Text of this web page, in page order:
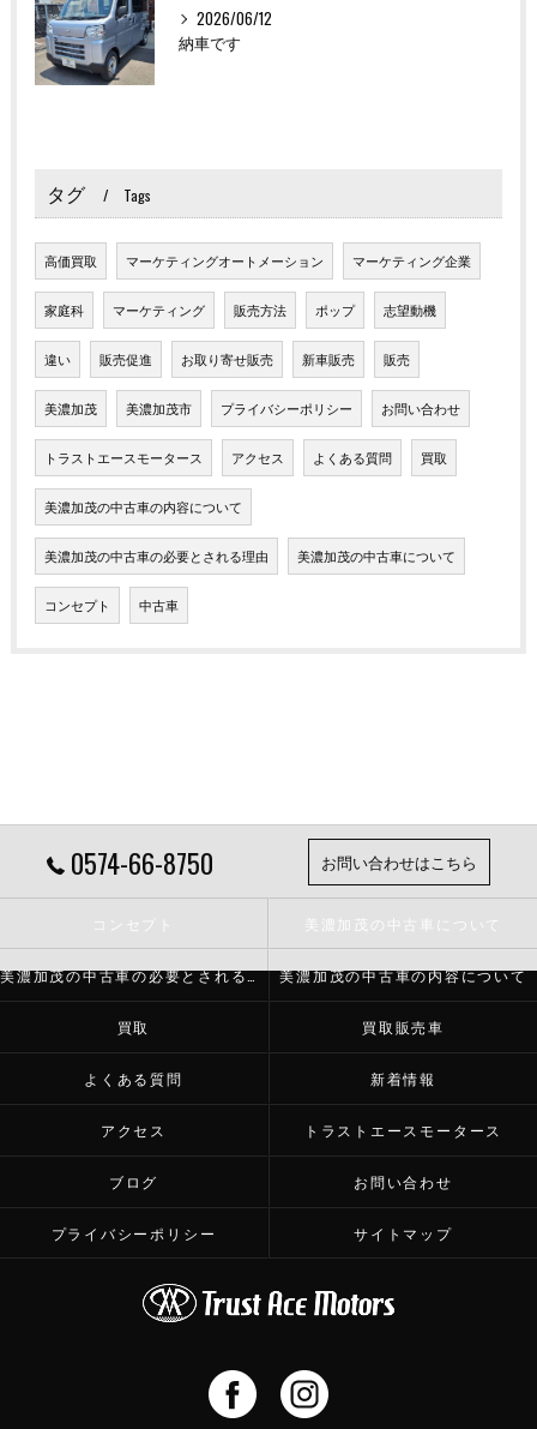
2026/06/12
納車です
タグ Tags
高価買取 マーケティングオートメーション マーケティング企業
家庭科 マーケティング 販売方法 ポップ 志望動機
違い 販売促進 お取り寄せ販売 新車販売 販売
美濃加茂 美濃加茂市 プライバシーポリシー お問い合わせ
トラストエースモータース アクセス よくある質問 買取
美濃加茂の中古車の内容について
美濃加茂の中古車の必要とされる理由 美濃加茂の中古車について
コンセプト 中古車
0574-66-8750 お問い合わせはこちら
コンセプト 美濃加茂の中古車について
美濃加茂の中古車の必要とされる理由 美濃加茂の中古車の内容について
買取 買取販売車
よくある質問 新着情報
アクセス トラストエースモータース
ブログ お問い合わせ
プライバシーポリシー サイトマップ